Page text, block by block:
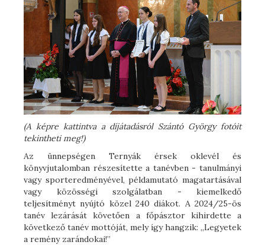
(A képre kattintva a díjátadásról Szántó György fotóit
tekintheti meg!)
Az ünnepségen Ternyák érsek oklevél és
könyvjutalomban részesítette a tanévben - tanulmányi
vagy sporteredményével, példamutató magatartásával
vagy közösségi szolgálatban - kiemelkedő
teljesítményt nyújtó közel 240 diákot. A 2024/25-ös
tanév lezárását követően a főpásztor kihirdette a
következő tanév mottóját, mely így hangzik: „Legyetek
a remény zarándokai!”